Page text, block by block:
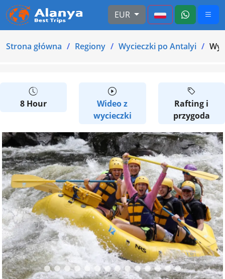
EUR
Strona główna Regiony Wycieczki po Antalyi
8 Hour
Wideo z
wycieczki
Rafting i
przygoda